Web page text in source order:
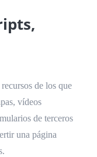
de los que
vídeos
de terceros
una página